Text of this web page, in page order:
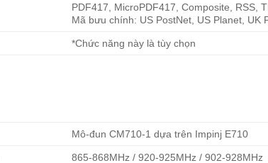
PDF417, MicroPDF417, Composite, RSS,
Mã bưu chính: US PostNet, US Planet, UK
*Chức năng này là tùy chọn
Mô-đun CM710-1 dựa trên Impinj E710
865-868MHz / 920-925MHz / 902-928MHz